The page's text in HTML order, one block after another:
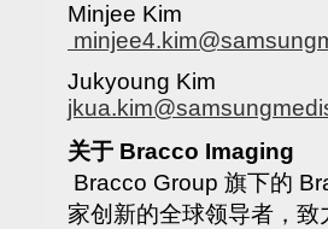
Minjee Kim
Jukyoung Kim
关于 Bracco Imaging
Bracco Group 旗下的
家创新的全球领导者，